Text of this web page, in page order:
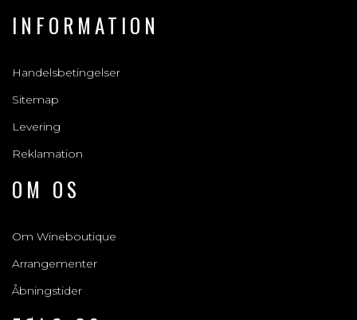
INFORMATION
Handelsbetingelser
Sitemap
Levering
Reklamation
OM OS
Om Wineboutique
Arrangementer
Åbningstider